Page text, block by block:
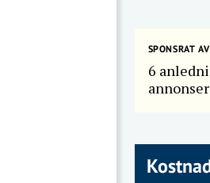
SPONSRAT AV
6